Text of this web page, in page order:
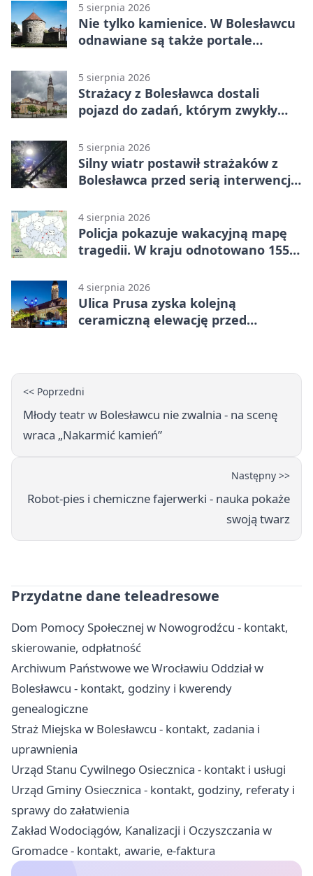
5 sierpnia 2026
Nie tylko kamienice. W Bolesławcu
odnawiane są także portale
5 sierpnia 2026
Strażacy z Bolesławca dostali
pojazd do zadań, którym zwykły
5 sierpnia 2026
Silny wiatr postawił strażaków z
Bolesławca przed serią interwencji -
4 sierpnia 2026
Policja pokazuje wakacyjną mapę
tragedii. W kraju odnotowano 155
4 sierpnia 2026
Ulica Prusa zyska kolejną
ceramiczną elewację przed
<< Poprzedni
Młody teatr w Bolesławcu nie zwalnia - na scenę
wraca „Nakarmić kamień”
Następny >>
Robot-pies i chemiczne fajerwerki - nauka pokaże
swoją twarz
Przydatne dane teleadresowe
Dom Pomocy Społecznej w Nowogrodźcu - kontakt,
skierowanie, odpłatność
Archiwum Państwowe we Wrocławiu Oddział w
Bolesławcu - kontakt, godziny i kwerendy
genealogiczne
Straż Miejska w Bolesławcu - kontakt, zadania i
uprawnienia
Urząd Stanu Cywilnego Osiecznica - kontakt i usługi
Urząd Gminy Osiecznica - kontakt, godziny, referaty i
sprawy do załatwienia
Zakład Wodociągów, Kanalizacji i Oczyszczania w
Gromadce - kontakt, awarie, e-faktura